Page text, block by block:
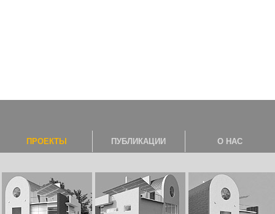
ПРОЕКТЫ ПУБЛИКАЦИИ О НАС